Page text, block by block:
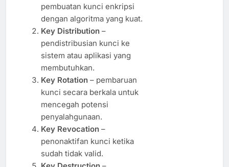
pembuatan kunci enkripsi
dengan algoritma yang kuat.
Key Distribution–
pendistribusian kunci ke
sistem atau aplikasi yang
membutuhkan.
Key Rotation– pembaruan
kunci secara berkala untuk
mencegah potensi
penyalahgunaan.
Key Revocation–
penonaktifan kunci ketika
sudah tidak valid.